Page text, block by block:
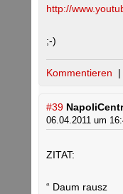
http://
;-)
Kommentieren |
#39
06.04.2011 um
ZITAT:
“ Daum rausz